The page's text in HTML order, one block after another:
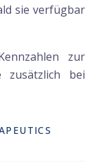
sie verfügbar
zur
zusätzlich bei